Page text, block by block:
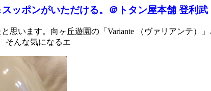
ッポンがいただける。＠トタン屋本舗 登利武
思います。向ヶ丘遊園の「Variante （ヴァリアンテ）
そんな気になるエ